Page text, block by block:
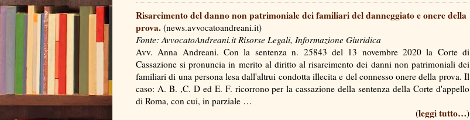
Risarcimento del danno non patrimoniale dei familiari del danneggiato e onere della
prova. (news.avvocatoandreani.it)
Fonte: AvvocatoAndreani.it Risorse Legali, Informazione Giuridica
Avv. Anna Andreani. Con la sentenza n. 25843 del 13 novembre 2020 la Corte di
Cassazione si pronuncia in merito al diritto al risarcimento dei danni non patrimoniali dei
familiari di una persona lesa dall'altrui condotta illecita e del connesso onere della prova. Il
caso: A. B. ,C. D ed E. F. ricorrono per la cassazione della sentenza della Corte d'appello
di Roma, con cui, in parziale …
(leggi tutto…)